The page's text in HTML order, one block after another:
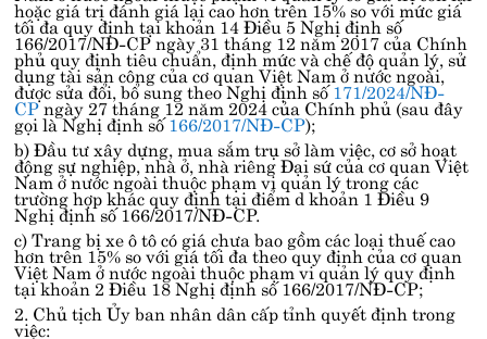
hoặc giá trị đánh giá lại cao hơn trên 15% so với mức giá
tối đa quy định tạikhoản 14 Điều 5 Nghị định số
166/2017/NĐ-CPngày 31 tháng 12 năm 2017 của Chính
phủ quy định tiêu chuẩn, định mức và chế độ quản lý, sử
dụng tài sản công của cơ quan Việt Nam ở nước ngoài,
được sửa đổi, bổ sung theo Nghị định số171/2024/NĐ-
CPngày 27 tháng 12 năm 2024 của Chính phủ (sau đây
gọi là Nghị định số166/2017/NĐ-CP);
b) Đầu tư xây dựng, mua sắm trụ sở làm việc, cơ sở hoạt
động sự nghiệp, nhà ở, nhà riêng Đại sứ của cơ quan Việt
Nam ở nước ngoài thuộc phạm vi quản lý trong các
trường hợp khác quy định tạiđiểm d khoản 1 Điều 9
Nghị định số 166/2017/NĐ-CP.
c) Trang bị xe ô tô có giá chưa bao gồm các loại thuế cao
hơn trên 15% so với giá tối đa theo quy định của cơ quan
Việt Nam ở nước ngoài thuộc phạm vi quản lý quy định
tạikhoản 2 Điều 18 Nghị định số 166/2017/NĐ-CP;
2. Chủ tịch Ủy ban nhân dân cấp tỉnh quyết định trong
việc: